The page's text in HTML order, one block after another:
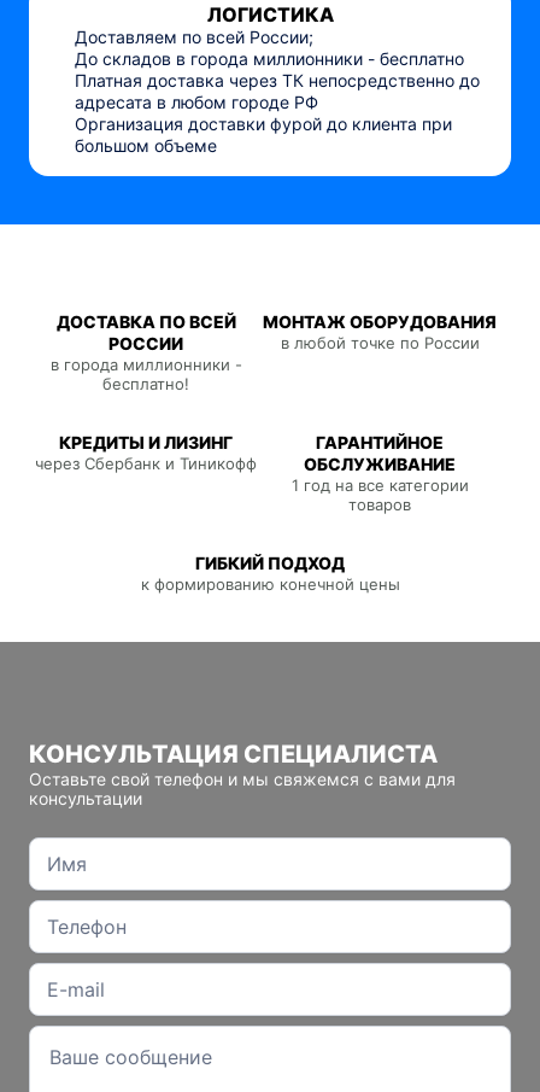
ЛОГИСТИКА
Доставляем по всей России;
До складов в города миллионники - бесплатно
Платная доставка через ТК непосредственно до
адресата в любом городе РФ
Организация доставки фурой до клиента при
большом объеме
ДОСТАВКА ПО ВСЕЙ
РОССИИ
в города миллионники -
бесплатно!
МОНТАЖ ОБОРУДОВАНИЯ
в любой точке по России
КРЕДИТЫ И ЛИЗИНГ
через Сбербанк и Тиникофф
ГАРАНТИЙНОЕ
ОБСЛУЖИВАНИЕ
1 год на все категории
товаров
ГИБКИЙ ПОДХОД
к формированию конечной цены
КОНСУЛЬТАЦИЯ СПЕЦИАЛИСТА
Оставьте свой телефон и мы свяжемся с вами для
консультации